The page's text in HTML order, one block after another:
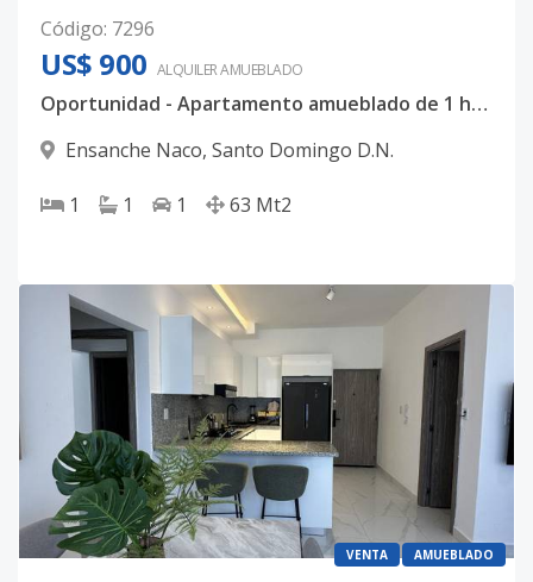
Código: 7296
US$ 900 ALQUILERAMUEBLADO
Oportunidad - Apartamento amueblado de 1 habitación en Naco
Ensanche Naco, Santo Domingo D.N.
1 1 1 63 Mt2
VENTA AMUEBLADO